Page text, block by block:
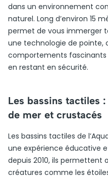
dans un environnement
naturel. Long d’environ 15
permet de vous immerger
une technologie de pointe,
comportements
en restant en sécurité.
Les bassins tactiles
de mer et crustacés
Les bassins tactiles de
une expérience éducative
depuis 2010, ils permettent
créatures comme les